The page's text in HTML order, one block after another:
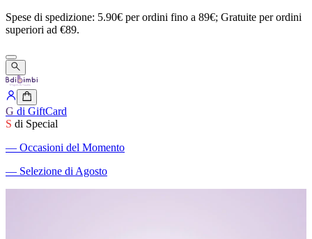
Spese di spedizione: 5.90€ perordini fino a 89€; Gratuite perordini
superiori ad €89.
G di GiftCard
S di Special
― Occasioni del Momento
― Selezione di Agosto